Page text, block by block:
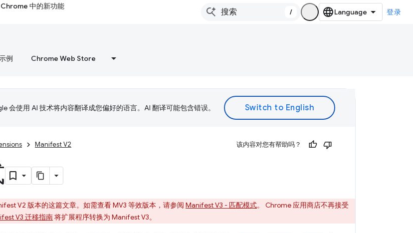
Chrome 中的新功能
/ 登录
例 Chrome Web Store
会使用 AI 技术将内容翻译成您偏好的语言。AI 翻译可能包含错误。
Manifest V2 该内容对您有帮助吗？
V2 版本的这篇文章。如需查看 MV3 等效版本，请参阅 Manifest V3 - 匹配模式。 Chrome 应用商店不再接受
V3 迁移指南将扩展程序转换为 Manifest V3。